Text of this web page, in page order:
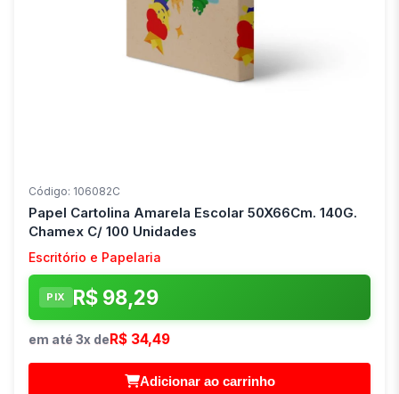
Código: 106082C
Papel Cartolina Amarela Escolar 50X66Cm. 140G.
Chamex C/ 100 Unidades
Escritório e Papelaria
PIX R$ 98,29
em até 3x deR$ 34,49
Adicionar ao carrinho